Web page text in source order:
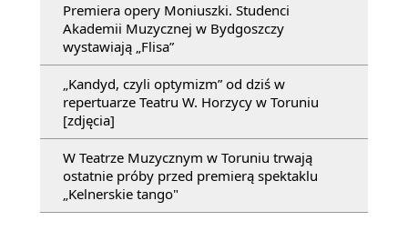
Premiera opery Moniuszki. Studenci
Akademii Muzycznej w Bydgoszczy
wystawiają „Flisa”
„Kandyd, czyli optymizm” od dziś w
repertuarze Teatru W. Horzycy w Toruniu
[zdjęcia]
W Teatrze Muzycznym w Toruniu trwają
ostatnie próby przed premierą spektaklu
„Kelnerskie tango"